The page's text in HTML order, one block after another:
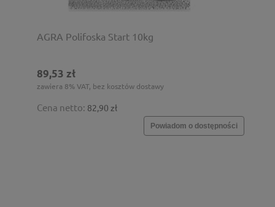
AGRA Polifoska Start 10kg
89,53 zł
zawiera 8% VAT, bez kosztów dostawy
Cena netto: 82,90 zł
Powiadom o dostępności